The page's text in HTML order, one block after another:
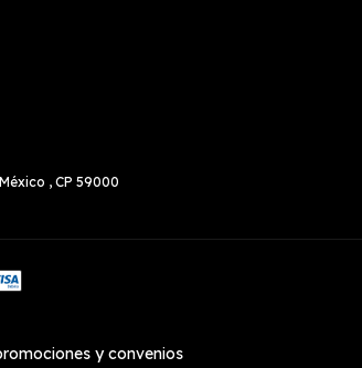
, CP 59000
y convenios